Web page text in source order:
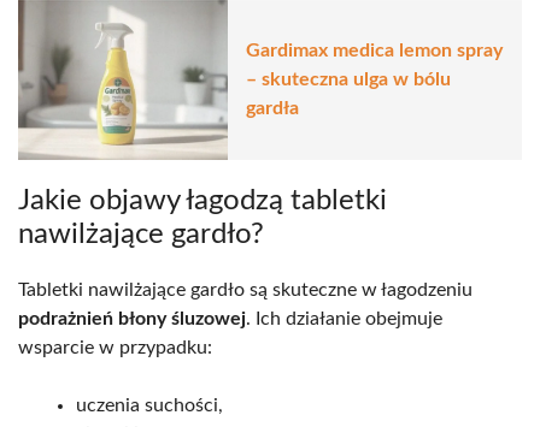
Gardimax medica lemon spray
– skuteczna ulga w bólu
gardła
Jakie objawy łagodzą tabletki
nawilżające gardło?
Tabletki nawilżające gardło są skuteczne w łagodzeniu
podrażnień błony śluzowej. Ich działanie obejmuje
wsparcie w przypadku:
uczenia suchości,